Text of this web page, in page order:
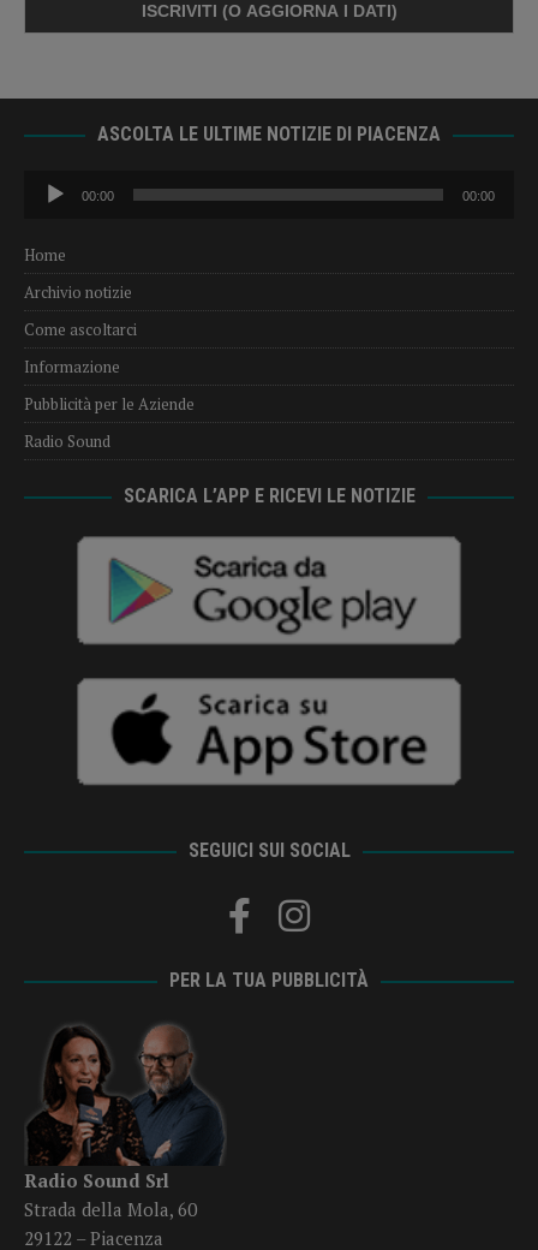
ASCOLTA LE ULTIME NOTIZIE DI PIACENZA
Audio
Player
00:00 00:00
Home
Archivio notizie
Come ascoltarci
Informazione
Pubblicità per le Aziende
Radio Sound
SCARICA L’APP E RICEVI LE NOTIZIE
SEGUICI SUI SOCIAL
PER LA TUA PUBBLICITÀ
Radio Sound Srl
Strada della Mola, 60
29122 – Piacenza